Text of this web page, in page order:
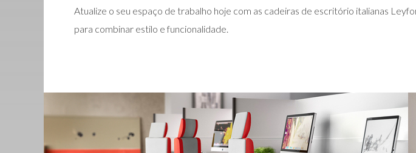
Atualize o seu espaço de trabalho hoje com as cadeiras de escritório italianas
para combinar estilo e funcionalidade.